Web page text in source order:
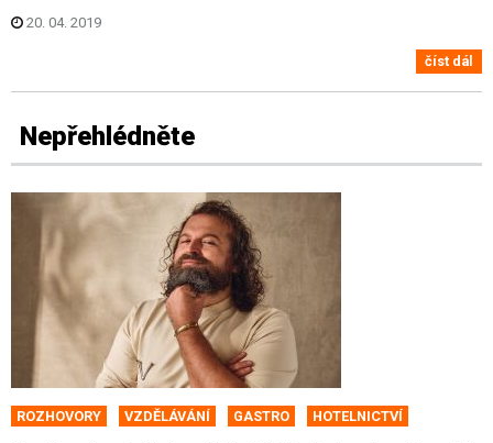
20. 04. 2019
číst dál
Nepřehlédněte
ROZHOVORY VZDĚLÁVÁNÍ GASTRO HOTELNICTVÍ